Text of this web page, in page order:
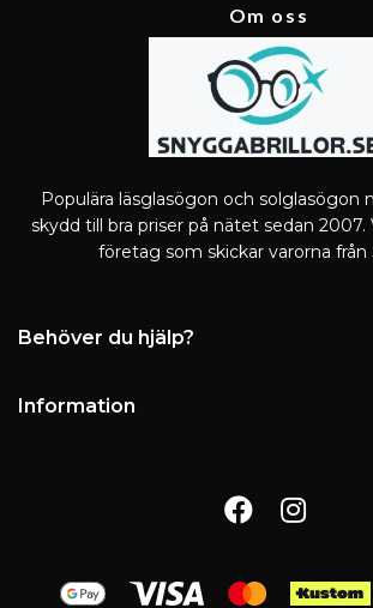
Om oss
Populära läsglasögon och solglasögon
skydd till bra priser på nätet sedan
företag som skickar varorna från
Behöver du hjälp?
Information